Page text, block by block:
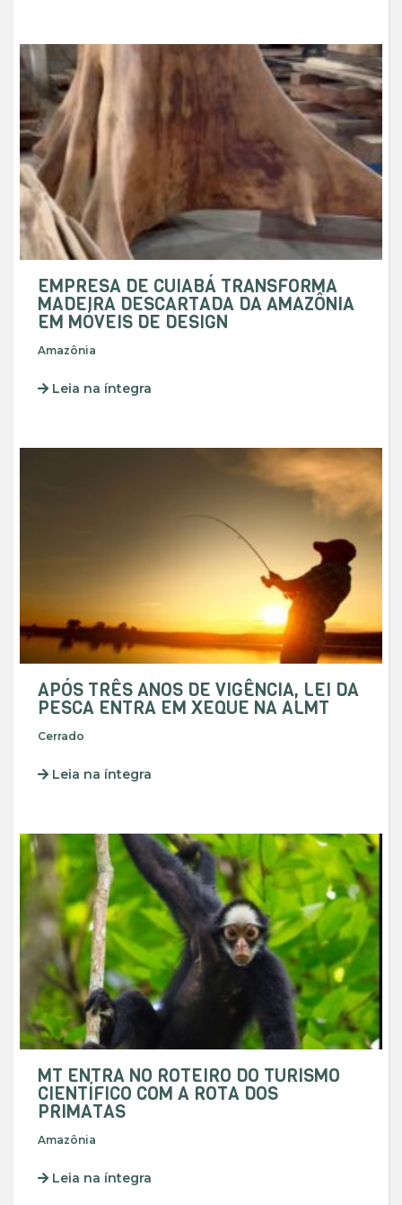
EMPRESA DE CUIABÁ TRANSFORMA
MADEIRA DESCARTADA DA AMAZÔNIA
EM MÓVEIS DE DESIGN
Amazônia
Leia na íntegra
APÓS TRÊS ANOS DE VIGÊNCIA, LEI DA
PESCA ENTRA EM XEQUE NA ALMT
Cerrado
Leia na íntegra
MT ENTRA NO ROTEIRO DO TURISMO
CIENTÍFICO COM A ROTA DOS
PRIMATAS
Amazônia
Leia na íntegra